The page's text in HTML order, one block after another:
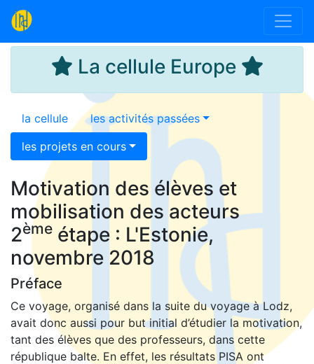
La cellule Europe
la cellule
les activités passées
les projets en cours
Motivation des élèves et
mobilisation des acteurs
2ème étape : L'Estonie,
novembre 2018
Préface
Ce voyage, organisé dans la suite du voyage à Lodz,
avait donc aussi pour but initial d’étudier la motivation,
tant des élèves que des professeurs, dans cette
république balte. En effet, les résultats PISA ont